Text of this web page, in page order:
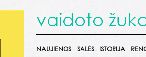
vaidoto
NAUJIENOS SALĖS ISTORIJA